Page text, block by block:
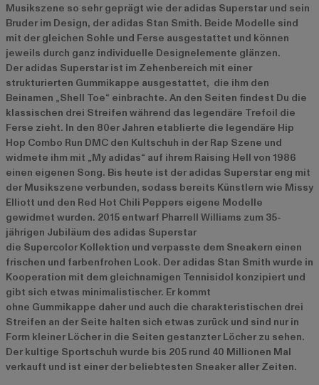
Musikszene so sehr geprägt wie der adidas Superstar und sein
Bruder im Design, der adidas Stan Smith. Beide Modelle sind
mit der gleichen Sohle und Ferse ausgestattet und können
jeweils durch ganz individuelle Designelemente glänzen.
Der adidas Superstar ist im Zehenbereich mit einer
strukturierten Gummikappe ausgestattet, die ihm den
Beinamen „Shell Toe“ einbrachte. An den Seiten findest Du die
klassischen drei Streifen während das legendäre Trefoil die
Ferse zieht. In den 80er Jahren etablierte die legendäre Hip
Hop Combo Run DMC den Kultschuh in der Rap Szene und
widmete ihm mit „My adidas“ auf ihrem Raising Hell von 1986
einen eigenen Song. Bis heute ist der adidas Superstar eng mit
der Musikszene verbunden, sodass bereits Künstlern wie Missy
Elliott und den Red Hot Chili Peppers eigene Modelle
gewidmet wurden. 2015 entwarf Pharrell Williams zum 35-
jährigen Jubiläum des adidas Superstar
die Supercolor Kollektion und verpasste dem Sneakern einen
frischen und farbenfrohen Look. Der adidas Stan Smith wurde in
Kooperation mit dem gleichnamigen Tennisidol konzipiert und
gibt sich etwas minimalistischer. Er kommt
ohne Gummikappe daher und auch die charakteristischen drei
Streifen an der Seite halten sich etwas zurück und sind nur in
Form kleiner Löcher in die Seiten gestanzter Löcher zu sehen.
Der kultige Sportschuh wurde bis 205 rund 40 Millionen Mal
verkauft und ist einer der beliebtesten Sneaker aller Zeiten.